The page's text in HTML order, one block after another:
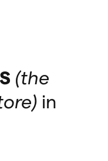
(the
in